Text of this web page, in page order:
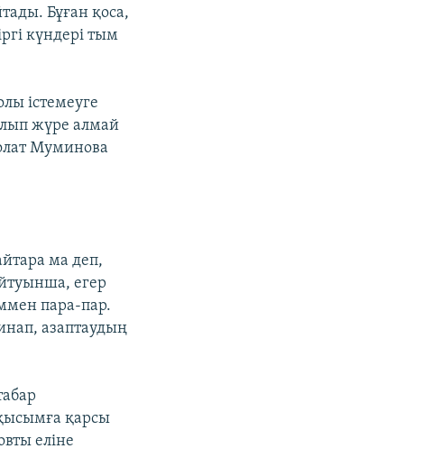
Бұған қоса,
күндері тым
істемеуге
жүре алмай
Муминова
ма деп,
егер
пара-пар.
азаптаудың
қарсы
еліне